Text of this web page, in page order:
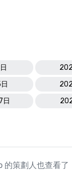
日
的策劃人也查看了